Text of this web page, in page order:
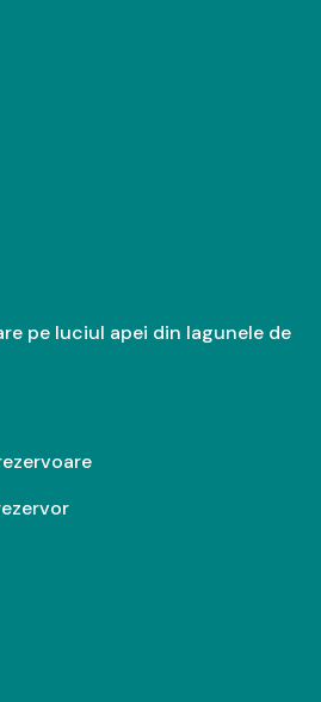
pe luciul apei din lagunele de